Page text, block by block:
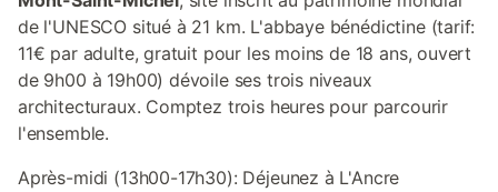
de l'UNESCO situé à 21 km. L'abbaye bénédictine (tarif:
11€ par adulte, gratuit pour les moins de 18 ans, ouvert
de 9h00 à 19h00) dévoile ses trois niveaux
architecturaux. Comptez trois heures pour parcourir
l'ensemble.
Après-midi (13h00-17h30): Déjeunez à L'Ancre